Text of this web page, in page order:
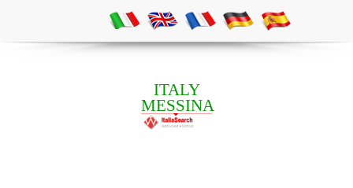
ITALY
MESSINA